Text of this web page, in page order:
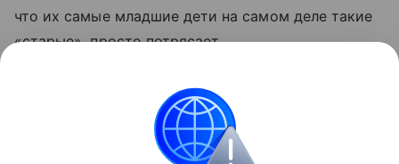
что их самые младшие дети на самом деле такие
«старые», просто потрясает.
«Есть что-то умопомрачительное в том, что, когда
были зачаты Лидия и Тимоти, мне было всего пять
лет», — говорит Филип.